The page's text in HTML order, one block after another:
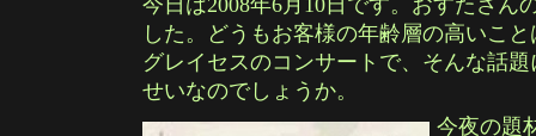
今日は2008年6月10日です。おすたさん
した。どうもお客様の年齢層の高いこ
グレイセスのコンサートで、そんな話
せいなのでしょうか。
今夜の題